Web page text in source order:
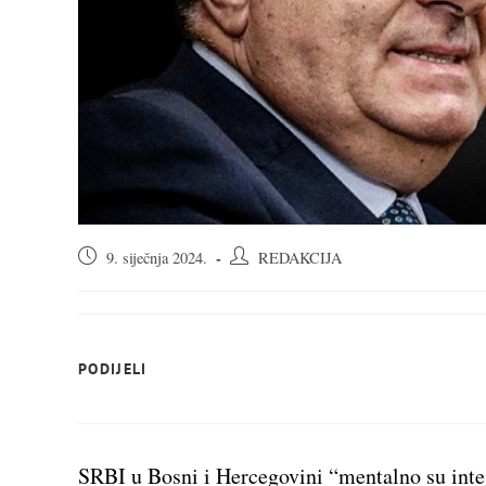
Objava9. siječnja 2024.
AutorREDAKCIJA
PODIJELI
SRBI u Bosni i Hercegovini “mentalno su